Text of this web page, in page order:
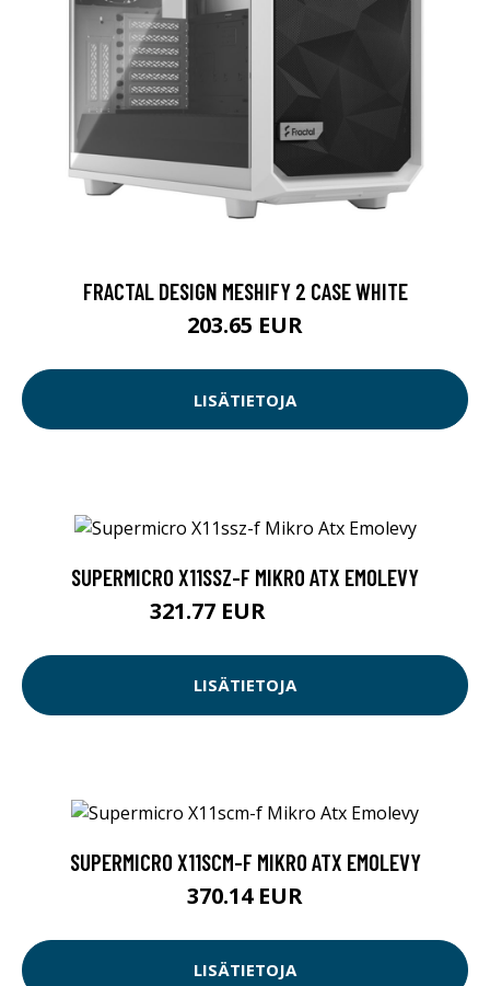
FRACTAL DESIGN MESHIFY 2 CASE WHITE
203.65 EUR
LISÄTIETOJA
SUPERMICRO X11SSZ-F MIKRO ATX EMOLEVY
321.77 EUR
LISÄTIETOJA
SUPERMICRO X11SCM-F MIKRO ATX EMOLEVY
370.14 EUR
LISÄTIETOJA